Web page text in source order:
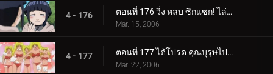
4 - 176 ตอนที่ 176 วิ่ง หลบ ซิกแซก! ไล่ล่าหรือถูกไล่ล่า!
Mar. 15, 2006
4 - 177 ตอนที่ 177 ได้โปรด คุณบุรุษไปรษณีย์!!
Mar. 22, 2006